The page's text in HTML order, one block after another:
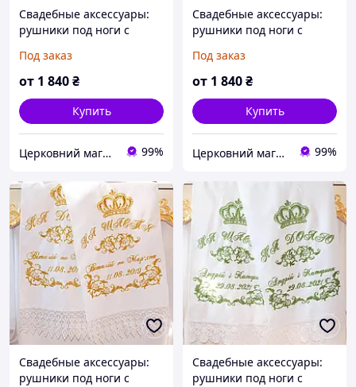
Свадебные аксессуары:
рушники под ноги с
Под заказ
от 1 840₴
Купить
Церковний магазин "Трикірій" 99%
Свадебные аксессуары:
рушники под ноги с
Под заказ
от 1 840₴
Купить
Церковний магазин "Трикірій" 99%
Свадебные аксессуары:
рушники под ноги с
Свадебные аксессуары:
рушники под ноги с